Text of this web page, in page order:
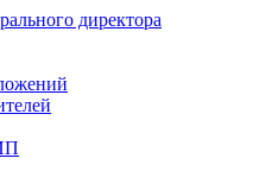
директора